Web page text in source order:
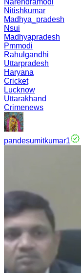
Narendramodi
Nitishkumar
Madhya_pradesh
Nsui
Madhyapradesh
Pmmodi
Rahulgandhi
Uttarpradesh
Haryana
Cricket
Lucknow
Uttarakhand
Crimenews
pandesumitkumar1